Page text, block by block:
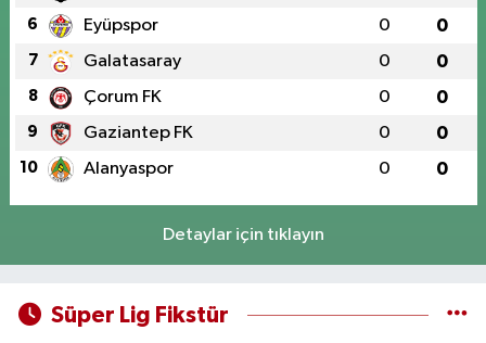
6 Eyüpspor 0 0
7 Galatasaray 0 0
8 Çorum FK 0 0
9 Gaziantep FK 0 0
10 Alanyaspor 0 0
Detaylar için tıklayın
Süper Lig Fikstür